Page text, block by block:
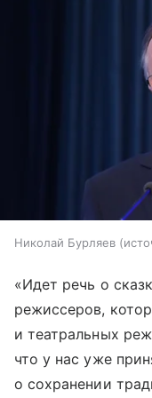
Николай Бурляев
«Идет речь о
режиссеров,
и театральных
что у нас уже
о сохранении